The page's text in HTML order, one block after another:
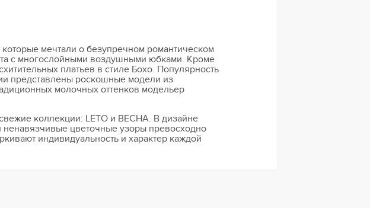
мечтали о безупречном романтическом
с многослойными воздушными юбками. Кроме
платьев в стиле Бохо. Популярность
представлены роскошные модели из
молочных оттенков модельер
коллекции: LETO и ВЕСНА. В дизайне
ненавязчивые цветочные узоры превосходно
индивидуальность и характер каждой